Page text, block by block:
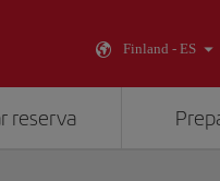
Finland - ES
reserva